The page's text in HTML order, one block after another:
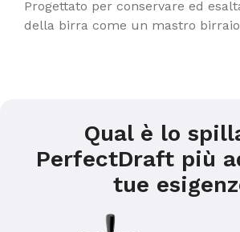
Progettato per conservare ed
della birra come un mastro
Qual è lo
PerfectDraft più
tue